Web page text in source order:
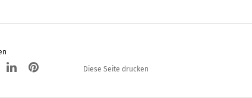
Diese Seite drucken